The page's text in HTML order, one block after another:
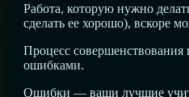
Работа, которую нужно
сделать ее хорошо), вскоре
Процесс совершенствования
ошибками.
Ошибки — ваши лучшие